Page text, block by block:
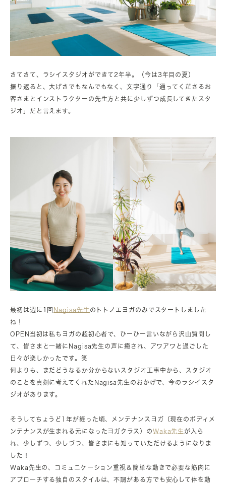
さてさて、ラシイスタジオができて2年半。（今は3年目の夏）
振り返ると、大げさでもなんでもなく、文字通り「通ってくださるお
客さまとインストラクターの先生方と共に少しずつ成長してきたスタ
ジオ」だと言えます。
最初は週に1回 Nagisa先生 のトトノエヨガのみでスタートしました
ね！
OPEN当初は私もヨガの超初心者で、ひーひー言いながら沢山質問し
て、皆さまと一緒にNagisa先生の声に癒され、アワアワと過ごした
日々が楽しかったです。笑
何よりも、まだどうなるか分からないスタジオ工事中から、スタジオ
のことを真剣に考えてくれたNagisa先生のおかげで、今のラシイスタ
ジオがあります。
そうしてちょうど1年が経った頃、メンテナンスヨガ（現在のボディメ
ンテナンスが生まれる元になったヨガクラス）のWaka先生 が入ら
れ、少しずつ、少しづつ、皆さまにも知っていただけるようになりま
した！
Waka先生の、コミュニケーション重視＆簡単な動きで必要な筋肉に
アプローチする独自のスタイルは、不調がある方でも安心して体を動